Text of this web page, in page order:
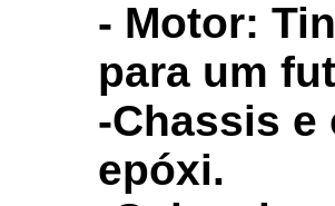
- Motor:
para um
-Chassis
epóxi.